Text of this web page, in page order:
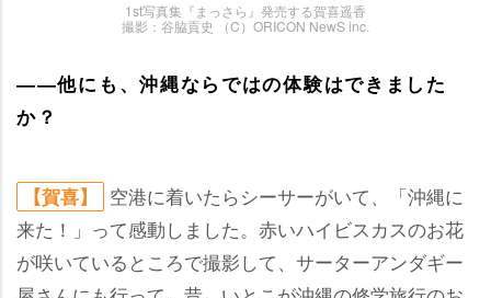
1st写真集『まっさら』発売する賀喜遥香
撮影：谷脇貢史 （C）ORICON NewS inc.
――他にも、沖縄ならではの体験はできました
か？
【賀喜】
空港に着いたらシーサーがいて、「沖縄に
来た！」って感動しました。赤いハイビスカスのお花
が咲いているところで撮影して、サーターアンダギー